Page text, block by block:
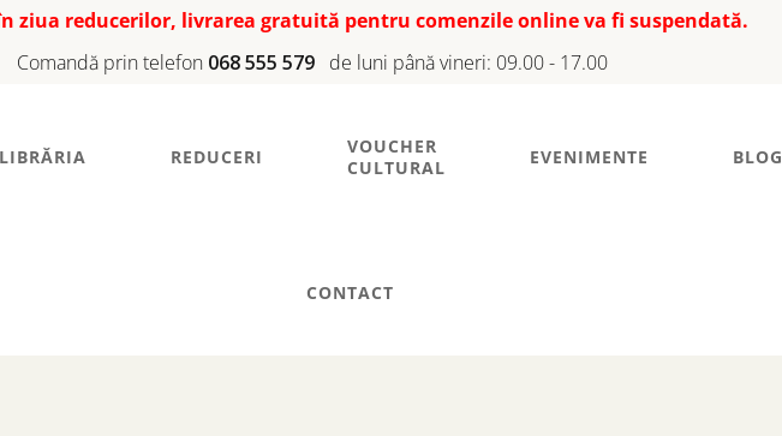
ziua reducerilor, livrarea gratuită pentru comenzile online va fi suspendată.
Comandă prin telefon 068 555 579 de luni până vineri: 09.00 - 17.00
LIBRĂRIA REDUCERI
VOUCHER
CULTURAL
EVENIMENTE BLOG
CONTACT